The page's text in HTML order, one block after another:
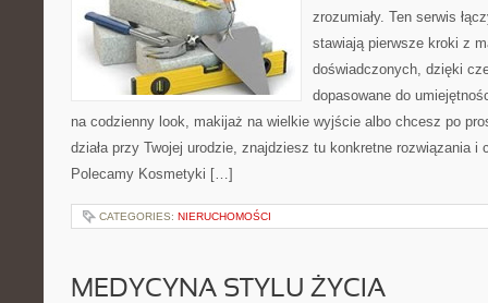
zrozumiały. Ten serwis
stawiają pierwsze kroki z
doświadczonych, dzięki
dopasowane do
na codzienny look, makijaż na wielkie wyjście albo chcesz po
działa przy Twojej urodzie, znajdziesz tu konkretne rozwiązania i
Polecamy Kosmetyki […]
CATEGORIES: NIERUCHOMOŚCI
MEDYCYNA STYLU ŻYCIA